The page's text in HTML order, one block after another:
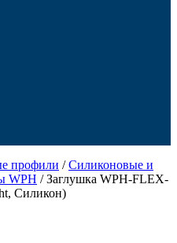
профили /Силиконовые и
WPH / Заглушка WPH-FLEX-
Силикон)